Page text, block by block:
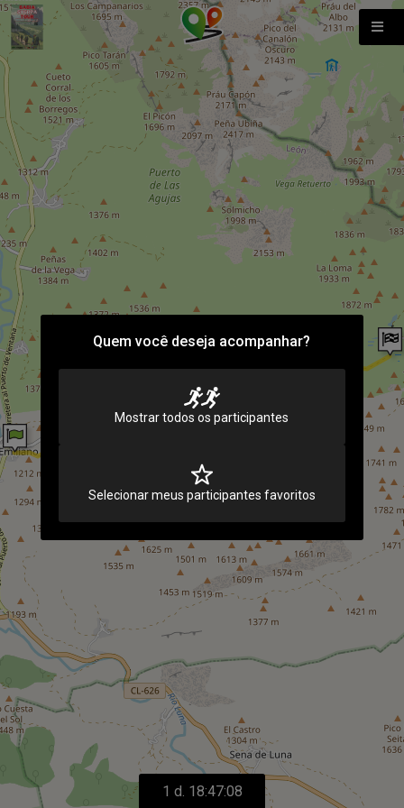
Quem você deseja acompanhar?
Mostrar todos os participantes
Selecionar meus participantes favoritos
1 d. 18:47:08